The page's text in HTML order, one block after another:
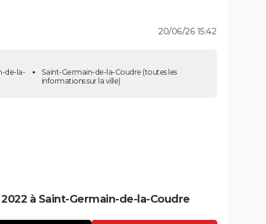
20/06/26 15:42
de-la- Saint-Germain-de-la-Coudre (toutes les
informations sur la ville)
à Saint-Germain-de-la-Coudre